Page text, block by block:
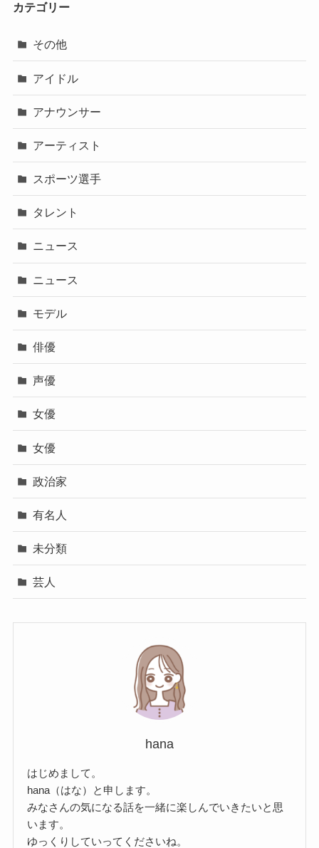
カテゴリー
その他
アイドル
アナウンサー
アーティスト
スポーツ選手
タレント
ニュース
ニュース
モデル
俳優
声優
女優
女優
政治家
有名人
未分類
芸人
hana
はじめまして。
hana（はな）と申します。
みなさんの気になる話を一緒に楽しんでいきたいと思
います。
ゆっくりしていってくださいね。